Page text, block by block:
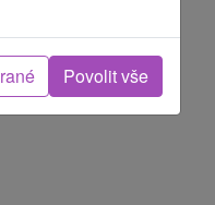
Povolit vše